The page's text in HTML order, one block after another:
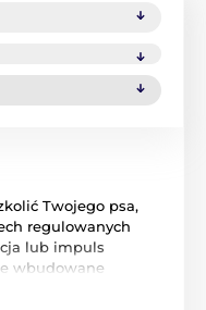
Twojego psa,
regulowanych
lub impuls
wbudowane